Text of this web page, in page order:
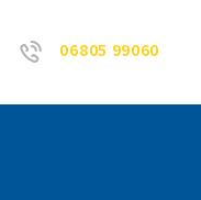
06805 99060